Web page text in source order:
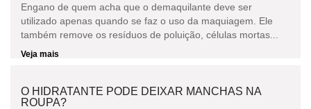
Engano de quem acha que o demaquilante deve ser
utilizado apenas quando se faz o uso da maquiagem. Ele
também remove os resíduos de poluição, células mortas...
Veja mais
O HIDRATANTE PODE DEIXAR MANCHAS NA
ROUPA?